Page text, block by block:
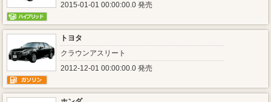
2015-01-01 00:00:00.0 発売
トヨタ
クラウンアスリート
2012-12-01 00:00:00.0 発売